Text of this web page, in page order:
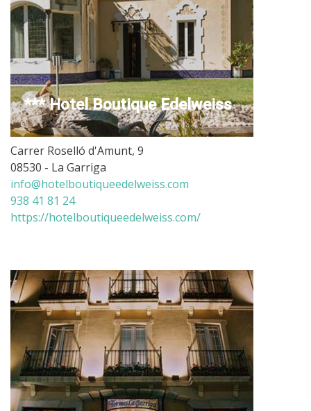
*** Hotel Boutique Edelweiss
Carrer Roselló d'Amunt, 9
08530 - La Garriga
info@hotelboutiqueedelweiss.com
938 41 81 24
https://hotelboutiqueedelweiss.com/